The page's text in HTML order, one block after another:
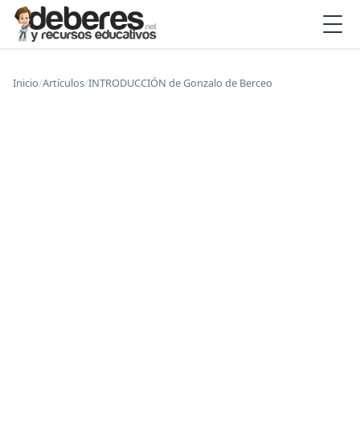
Inicio/Artículos/INTRODUCCIÓN de Gonzalo de Berceo